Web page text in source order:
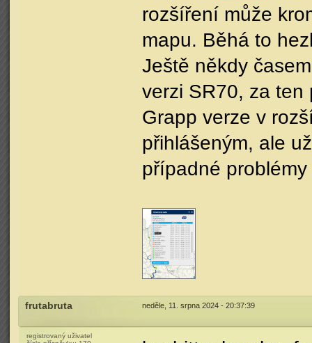
rozšíření může
mapu. Běhá to
Ještě někdy
verzi SR70, za ten
Grapp verze v
přihlášeným, ale
případné
frutabruta neděle, 11. srpna 2024 - 20:37:39
registrovaný uživatel